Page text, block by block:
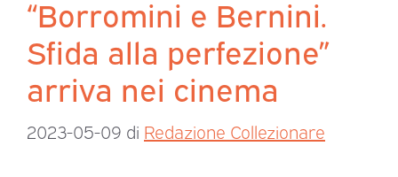
“Borromini e Bernini.
Sfida alla perfezione”
arriva nei cinema
2023-05-09 di Redazione Collezionare